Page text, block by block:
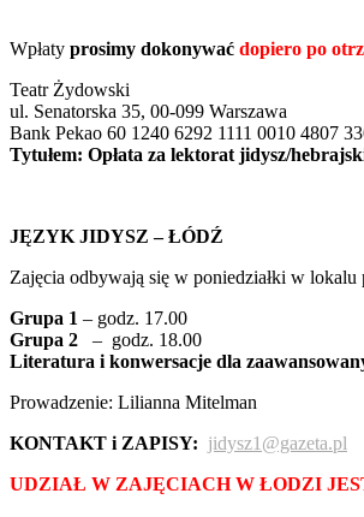
Wpłaty prosimy dokonywać dopiero po
Teatr Żydowski
ul. Senatorska 35, 00-099 Warszawa
Bank Pekao 60 1240 6292 1111 0010 4807
Tytułem: Opłata za lektorat jidysz/
JĘZYK JIDYSZ – ŁÓDŹ
Zajęcia odbywają się w poniedziałki w
Grupa 1 – godz. 17.00
Grupa 2 – godz. 18.00
Literatura i konwersacje dla
Prowadzenie: Lilianna Mitelman
KONTAKT i ZAPISY: jidysz1@gazeta.pl
UDZIAŁ W ZAJĘCIACH W ŁODZI